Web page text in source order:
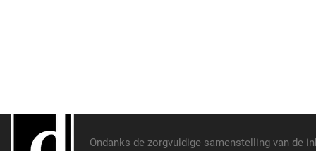
Ondanks de zorgvuldige samenstelling van de